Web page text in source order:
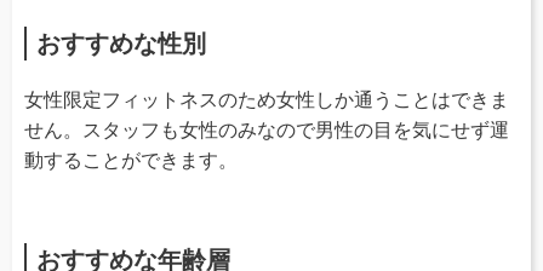
おすすめな性別
女性限定フィットネスのため女性しか通うことはできま
せん。スタッフも女性のみなので男性の目を気にせず運
動することができます。
おすすめな年齢層